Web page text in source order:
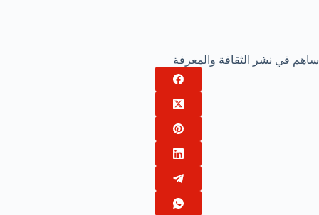
ساهم في نشر الثقافة والمعرفة